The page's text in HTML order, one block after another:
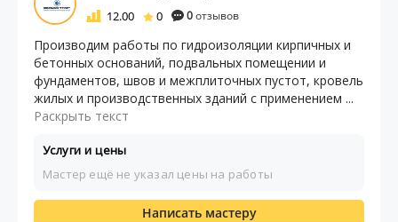
12.00 0 0отзывов
Производим работы по гидроизоляции кирпичных и
бетонных оснований, подвальных помещении и
фундаментов, швов и межплиточных пустот, кровель
жилых и производственных зданий с применением ...
Раскрыть текст
Услуги и цены
Мастер ещё не указал цены на работы
Написать мастеру